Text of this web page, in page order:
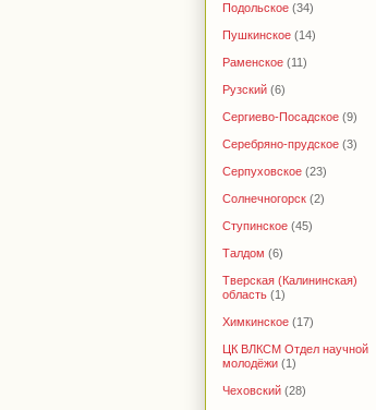
Подольское (34)
Пушкинское (14)
Раменское (11)
Рузский (6)
Сергиево-Посадское (9)
Серебряно-прудское (3)
Серпуховское (23)
Солнечногорск (2)
Ступинское (45)
Талдом (6)
Тверская (Калининская)
область (1)
Химкинское (17)
ЦК ВЛКСМ Отдел научной
молодёжи (1)
Чеховский (28)